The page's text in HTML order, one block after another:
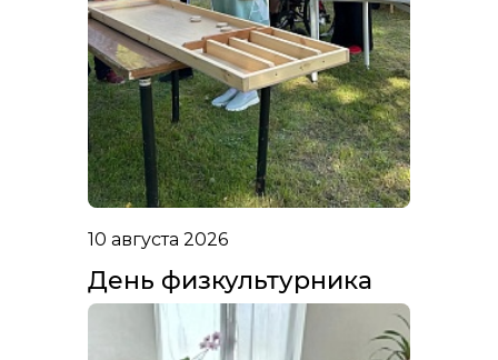
10 августа 2026
День физкультурника